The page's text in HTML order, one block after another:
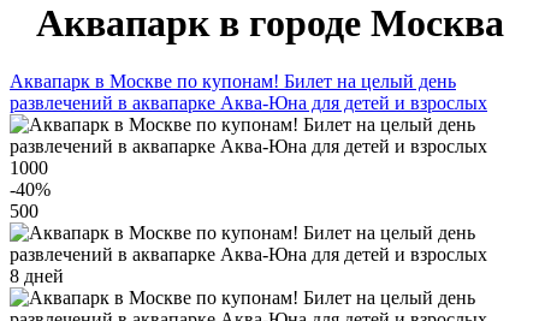
Аквапарк в городе Москва
Аквапарк в Москве по купонам! Билет на целый день
развлечений в аквапарке Аква-Юна для детей и взрослых
1000
-40%
500
8 дней